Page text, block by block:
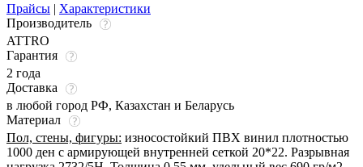
Прайсы | Характеристики
Производитель
ATTRO
Гарантия
2 года
Доставка
в любой город РФ, Казахстан и Беларусь
Материал
Пол, стены, фигуры: износостойкий ПВХ винил плотностью
1000 ден с армирующей внутренней сеткой 20*22. Разрывная